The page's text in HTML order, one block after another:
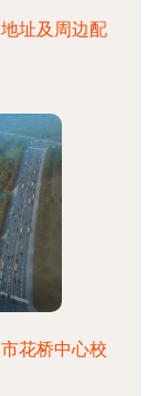
址及周边配
花桥中心校